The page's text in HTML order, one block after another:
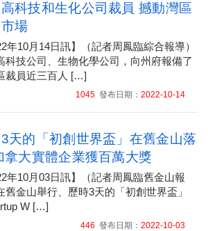
科技和生化公司裁員 撼動灣區
場
年10月14日訊】（記者周鳳臨綜合報導）
科技公司、生物化學公司，向州府報備了
裁員近三百人 […]
1045發布日期： 2022-10-14
天的「初創世界盃」在舊金山落
拿大實體企業獲百萬大獎
年10月03日訊】（記者周鳳臨舊金山報
舊金山舉行、歷時3天的「初創世界盃」
W […]
446 發布日期： 2022-10-03